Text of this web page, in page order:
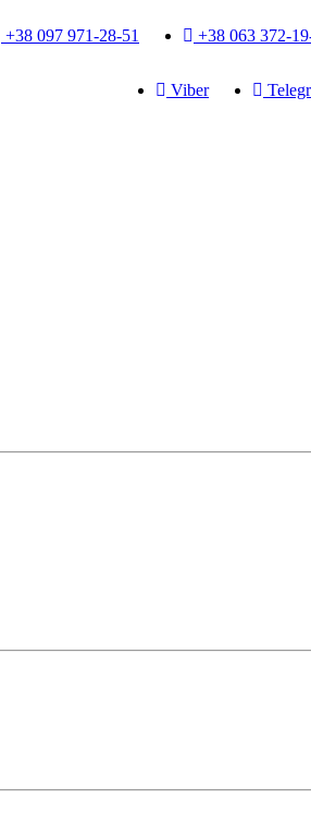
+38 063 372-
+38 097 971-28-51
Viber